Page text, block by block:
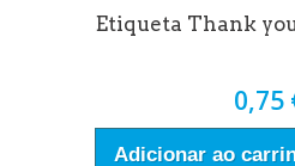
Etiqueta Thank
0,75
Adicionar ao